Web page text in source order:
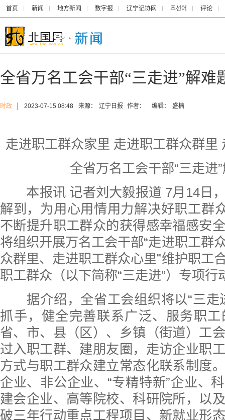
首页 新闻 地方新闻 数字报 辽宁记协网 조선어 评论
全省万名工会干部“三走进”解难
时政 2023-07-15 08:48 来源： 辽宁日报 作者： 编辑： 盛楠
走进职工群众家里 走进职工群众群里
全省万名工会干部“三走进
本报讯 记者刘大毅报道 7月14日
解到，为用心用情用力解决好职工群
不断提升职工群众的获得感幸福感安
将组织开展万名工会干部“走进职工群
众群里、走进职工群众心里”维护职工
职工群众（以下简称“三走进”）专项行
据介绍，全省工会组织将以“三走
抓手，健全完善联系广泛、服务职
省、市、县（区）、乡镇（街道）工
过入职工群、建朋友圈，走访企业职
方式与职工群众建立常态化联系制度
企业、非公企业、“专精特新”企业、
建会企业、高等院校、科研院所，以
破三年行动重点工程项目、新就业形